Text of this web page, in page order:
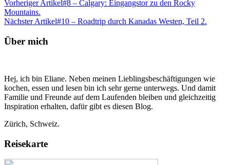
Vorheriger Artikel#8 – Calgary: Eingangstor zu den Rocky
Mountains.
Nächster Artikel#10 – Roadtrip durch Kanadas Westen, Teil 2.
Über mich
Hej, ich bin Eliane. Neben meinen Lieblingsbeschäftigungen wie
kochen, essen und lesen bin ich sehr gerne unterwegs. Und damit
Familie und Freunde auf dem Laufenden bleiben und gleichzeitig
Inspiration erhalten, dafür gibt es diesen Blog.
Zürich, Schweiz.
Reisekarte